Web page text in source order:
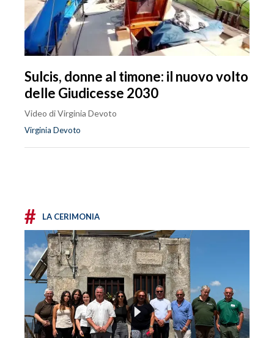
Sulcis, donne al timone: il nuovo volto
delle Giudicesse 2030
Video di Virginia Devoto
Virginia Devoto
# LA CERIMONIA